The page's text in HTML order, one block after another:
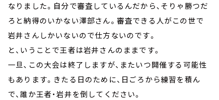
なりました。自分で審査しているんだから、そりゃ勝つだ
ろと納得のいかない澤部さん。審査できる人がこの世で
岩井さんしかいないので仕方ないのです。
と、いうことで王者は岩井さんのままです。
一旦、この大会は終了しますが、またいつ開催する可能性
もあります。きたる日のために、日ごろから練習を積ん
で、誰か王者・岩井を倒してください。